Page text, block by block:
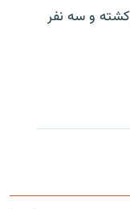
کشته و سه نفر